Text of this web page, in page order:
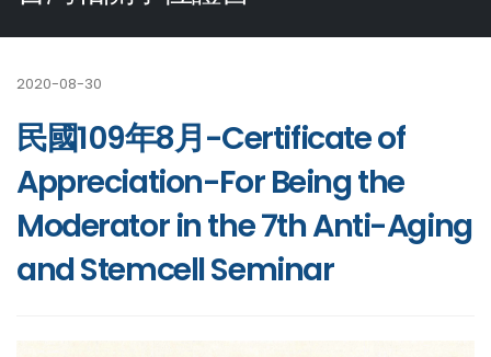
2020-08-30
民國109年8月-Certificate of
Appreciation-For Being the
Moderator in the 7th Anti-Aging
and Stemcell Seminar